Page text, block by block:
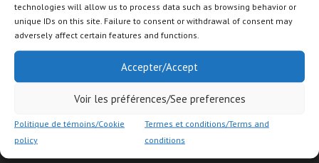
technologies will allow us to process data such as browsing behavior or
unique IDs on this site. Failure to consent or withdrawal of consent may
adversely affect certain features and functions.
Accepter/Accept
Voir les préférences/See preferences
Politique de témoins/Cookie
policy
Termes et conditions/Terms and
conditions
ÉGOUTS, AQUEDUCS ET
VOIRIE
MULTIDISCIPLINAIRES